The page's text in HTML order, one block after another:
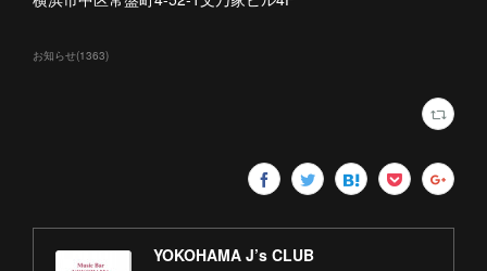
お知らせ(1363)
YOKOHAMA J’s CLUB